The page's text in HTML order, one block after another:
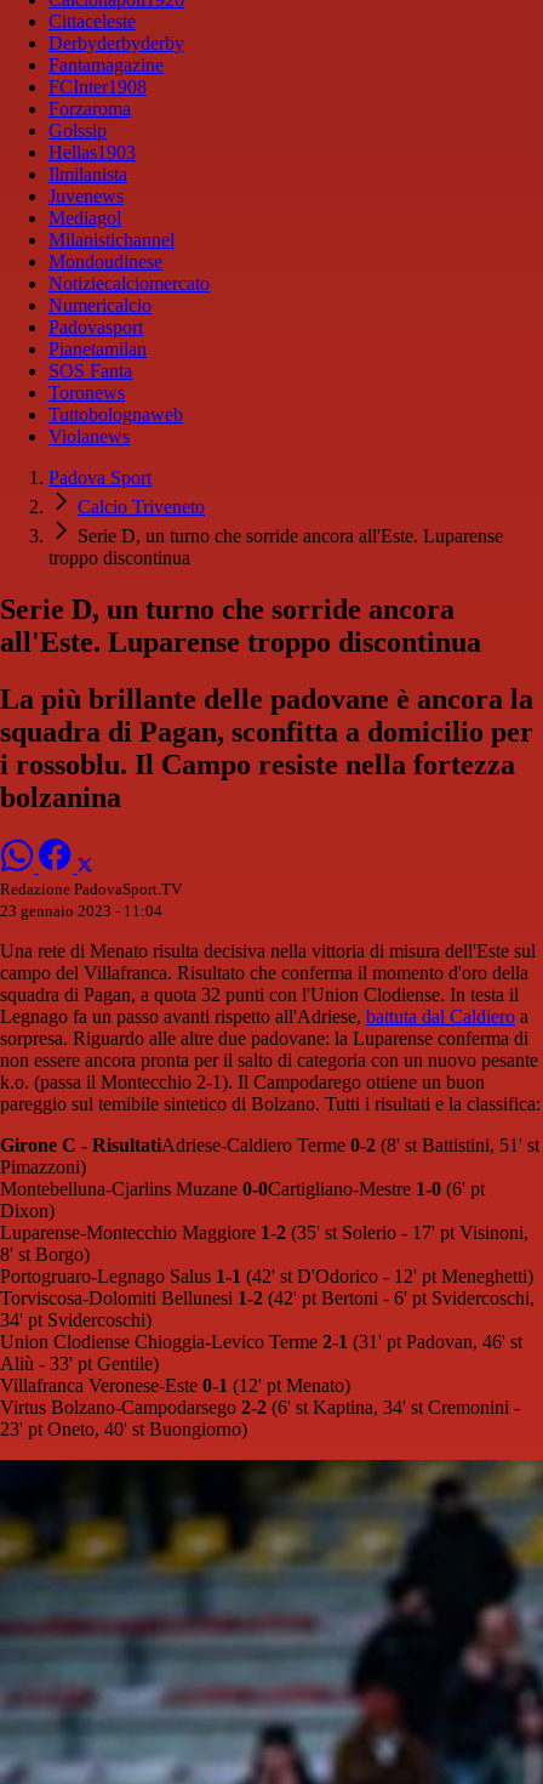
Cittaceleste
Derbyderbyderby
Fantamagazine
FCInter1908
Forzaroma
Golssip
Hellas1903
Ilmilanista
Juvenews
Mediagol
Milanistichannel
Mondoudinese
Notiziecalciomercato
Numericalcio
Padovasport
Pianetamilan
SOS Fanta
Toronews
Tuttobolognaweb
Violanews
Padova Sport
Calcio Triveneto
Serie D, un turno che sorride ancora all'Este. Luparense
troppo discontinua
Serie D, un turno che sorride ancora
all'Este. Luparense troppo discontinua
La più brillante delle padovane è ancora la
squadra di Pagan, sconfitta a domicilio per
i rossoblu. Il Campo resiste nella fortezza
bolzanina
Redazione PadovaSport.TV
23 gennaio 2023 - 11:04
Una rete di Menato risulta decisiva nella vittoria di misura dell'Este sul
campo del Villafranca. Risultato che conferma il momento d'oro della
squadra di Pagan, a quota 32 punti con l'Union Clodiense. In testa il
Legnago fa un passo avanti rispetto all'Adriese, battuta dal Caldiero a
sorpresa. Riguardo alle altre due padovane: la Luparense conferma di
non essere ancora pronta per il salto di categoria con un nuovo pesante
k.o. (passa il Montecchio 2-1). Il Campodarego ottiene un buon
pareggio sul temibile sintetico di Bolzano. Tutti i risultati e la classifica:
Girone C - RisultatiAdriese-Caldiero Terme 0-2 (8' st Battistini, 51' st
Pimazzoni)
Montebelluna-Cjarlins Muzane 0-0Cartigliano-Mestre 1-0 (6' pt
Dixon)
Luparense-Montecchio Maggiore 1-2 (35' st Solerio - 17' pt Visinoni,
8' st Borgo)
Portogruaro-Legnago Salus 1-1 (42' st D'Odorico - 12' pt Meneghetti)
Torviscosa-Dolomiti Bellunesi 1-2 (42' pt Bertoni - 6' pt Svidercoschi,
34' pt Svidercoschi)
Union Clodiense Chioggia-Levico Terme 2-1 (31' pt Padovan, 46' st
Aliù - 33' pt Gentile)
Villafranca Veronese-Este 0-1 (12' pt Menato)
Virtus Bolzano-Campodarsego 2-2 (6' st Kaptina, 34' st Cremonini -
23' pt Oneto, 40' st Buongiorno)